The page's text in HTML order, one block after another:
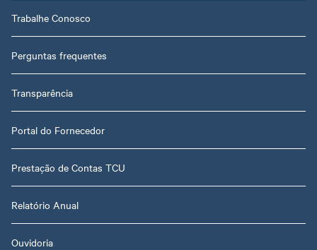
Trabalhe Conosco
Perguntas frequentes
Transparência
Portal do Fornecedor
Prestação de Contas TCU
Relatório Anual
Ouvidoria